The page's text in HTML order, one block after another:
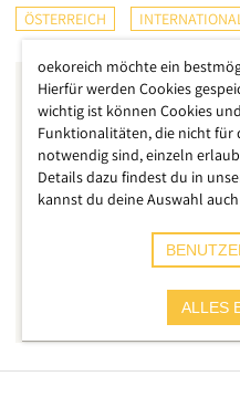
ÖSTERREICH
Der gigantische
oekoreich möchte ein
Hierfür werden Cookies
wichtig ist können Cookies
Funktionalitäten, die nicht für
notwendig sind, einzeln
Details dazu findest du in
kannst du deine Auswahl
ALLES